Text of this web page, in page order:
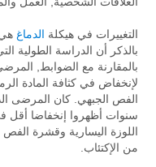
التغييرات في هيكلة الدماغ هي
بالذكر أن الدراسة الطولية
بالمقارنة مع الضوابط,
لإنخفاض في كثافة المادة
سنوات أظهروا إنخفاضا أقل
اللوزة اليسارية وقشرة
من الإكتئاب.